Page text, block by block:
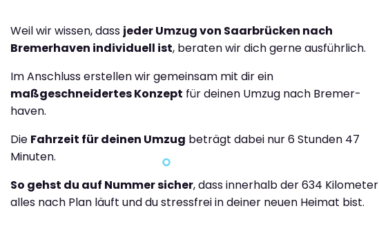
Weil wir wissen, dass jeder Umzug von Saarbrücken nach
Bremer­haven individuell ist, beraten wir dich gerne ausführlich.
Im Anschluss erstellen wir gemeinsam mit dir ein
maßgeschneidertes Konzept für deinen Umzug nach Bremer­
haven.
Die Fahrzeit für deinen Umzug beträgt dabei nur 6 Stunden 47
Minuten.
So gehst du auf Nummer sicher, dass innerhalb der 634 Kilometer
alles nach Plan läuft und du stressfrei in deiner neuen Heimat bist.